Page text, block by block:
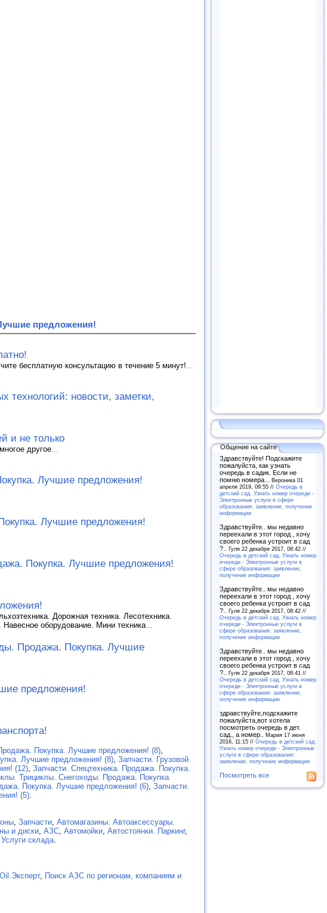
предложения!
бесплатную консультацию в течение 5 минут!
технологий: новости, заметки,
и не только
другое
Лучшие предложения!
Лучшие предложения!
Покупка. Лучшие предложения!
Дорожная техника. Лесотехника.
Навесное оборудование. Мини техника
Продажа. Покупка. Лучшие
предложения!
Покупка. Лучшие предложения! (8)
Лучшие предложения! (8) Запчасти. Грузовой
(12) Запчасти. Спецтехника. Продажа. Покупка.
Трициклы. Снегоходы. Продажа. Покупка.
Покупка. Лучшие предложения! (6) Запчасти.
(5)
Запчасти Автомагазины. Автоаксессуары.
и диски АЗС Автомойки Автостоянки. Паркинг,
склада
, Поиск АЗС по регионам, компаниям и
Общение на сайте
Здравствуйте! Подскажите
пожалуйста, как узнать
очередь в садик. Если не
помню номера... Вероника 01
апреля 2019, 09:55 // Очередь в
детский сад. Узнать номер очереди -
Электронные услуги в сфере
образования: заявление, получение
информации
Здравствуйте.. мы недавно
переехали в этот город , хочу
своего ребенка устроит в сад
?.. Гуля 22 декабря 2017, 08:42 //
Очередь в детский сад. Узнать номер
очереди - Электронные услуги в
сфере образования: заявление,
получение информации
Здравствуйте.. мы недавно
переехали в этот город , хочу
своего ребенка устроит в сад
?.. Гуля 22 декабря 2017, 08:42 //
Очередь в детский сад. Узнать номер
очереди - Электронные услуги в
сфере образования: заявление,
получение информации
Здравствуйте.. мы недавно
переехали в этот город , хочу
своего ребенка устроит в сад
?.. Гуля 22 декабря 2017, 08:41 //
Очередь в детский сад. Узнать номер
очереди - Электронные услуги в
сфере образования: заявление,
получение информации
здравствуйте,подскажите
пожалуйста,вот хотела
посмотреть очередь в дет.
сад., а номер.. Мария 17 июня
2016, 11:15 // Очередь в детский сад.
Узнать номер очереди - Электронные
услуги в сфере образования:
заявление, получение информации
Посмотреть все